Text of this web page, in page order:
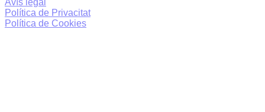
Avís legal
Política de Privacitat
Política de Cookies